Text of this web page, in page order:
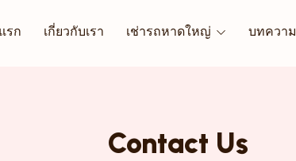
รก เกี่ยวกับเรา เช่ารถหาดใหญ่ บทความ
Contact Us